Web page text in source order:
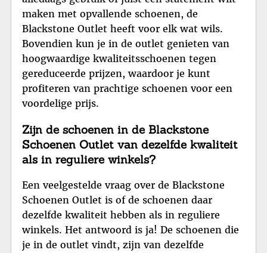
maken met opvallende schoenen, de
Blackstone Outlet heeft voor elk wat wils.
Bovendien kun je in de outlet genieten van
hoogwaardige kwaliteitsschoenen tegen
gereduceerde prijzen, waardoor je kunt
profiteren van prachtige schoenen voor een
voordelige prijs.
Zijn de schoenen in de Blackstone
Schoenen Outlet van dezelfde kwaliteit
als in reguliere winkels?
Een veelgestelde vraag over de Blackstone
Schoenen Outlet is of de schoenen daar
dezelfde kwaliteit hebben als in reguliere
winkels. Het antwoord is ja! De schoenen die
je in de outlet vindt, zijn van dezelfde